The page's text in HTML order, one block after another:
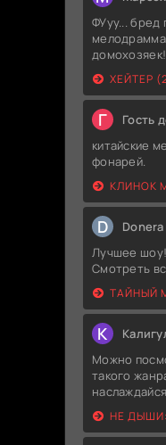
ФУуу... бред
мелодрамма
ХЕЙТЕР
Г Гость
китайские
фонарей.
КЛИНОК
D
Лучшее
Смотреть
ТАЙНЫЙ
К
Можно
такого
наслаждайся
НЕ